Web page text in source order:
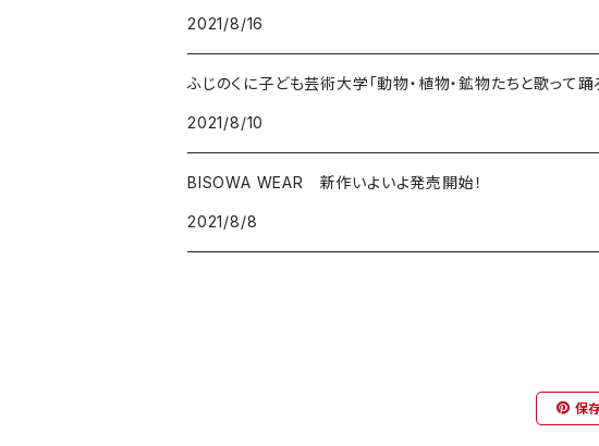
ルチルクォーツ
ラリマー
ハーキマーダイアモンド
スモーキークォーツ
能作
2021/8/16
ふじのくに子ども芸術大学「動物・植物・鉱物たちと歌って
2021/8/10
BISOWA WEAR 新作いよいよ発売開始！
2021/8/8
保